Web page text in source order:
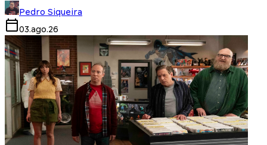
Pedro Siqueira
03.ago.26